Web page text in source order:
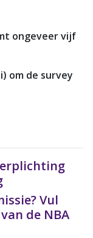
ongeveer vijf
om de survey
Vul
de NBA